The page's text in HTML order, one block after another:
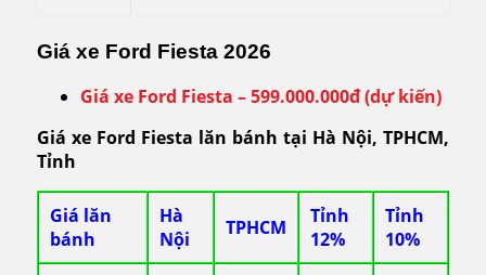
Giá xe Ford Fiesta 2026
Giá xe Ford Fiesta – 599.000.000đ (dự kiến)
Giá xe Ford Fiesta lăn bánh tại Hà Nội, TPHCM,
Tỉnh
Giá lăn
bánh
Hà
Nội
TPHCM
Tỉnh
12%
Tỉnh
10%